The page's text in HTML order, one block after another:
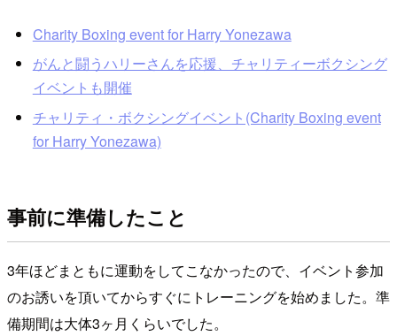
Charity Boxing event for Harry Yonezawa
がんと闘うハリーさんを応援、チャリティーボクシング
イベントも開催
チャリティ・ボクシングイベント(Charity Boxing event
for Harry Yonezawa)
事前に準備したこと
3年ほどまともに運動をしてこなかったので、イベント参加
のお誘いを頂いてからすぐにトレーニングを始めました。準
備期間は大体3ヶ月くらいでした。